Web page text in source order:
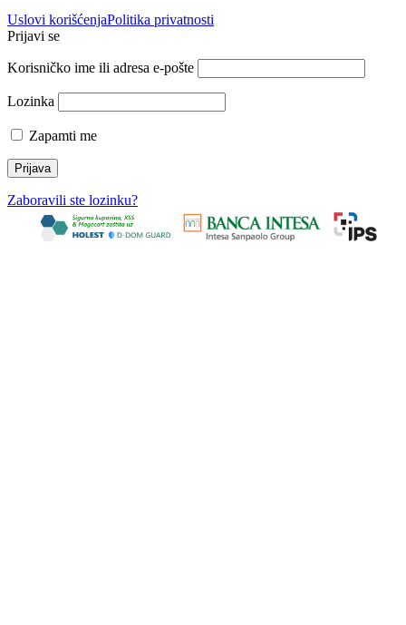
Uslovi korišćenjaPolitika privatnosti
Prijavi se
Korisničko ime ili adresa e-pošte
Lozinka
Zapamti me
Zaboravili ste lozinku?